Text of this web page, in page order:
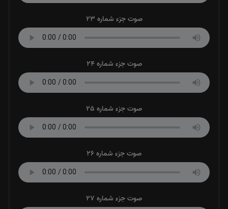
صوت جزء شماره 23
صوت جزء شماره 24
صوت جزء شماره 25
صوت جزء شماره 26
صوت جزء شماره 27